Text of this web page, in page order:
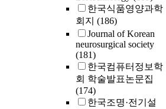
한국식품영양과학
회지 (186)
Journal of Korean
neurosurgical society
(181)
한국컴퓨터정보학
회 학술발표논문집
(174)
한국조명·전기설